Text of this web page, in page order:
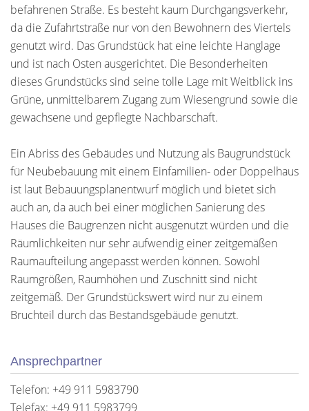
befahrenen Straße. Es besteht kaum Durchgangsverkehr,
da die Zufahrtstraße nur von den Bewohnern des Viertels
genutzt wird. Das Grundstück hat eine leichte Hanglage
und ist nach Osten ausgerichtet. Die Besonderheiten
dieses Grundstücks sind seine tolle Lage mit Weitblick ins
Grüne, unmittelbarem Zugang zum Wiesengrund sowie die
gewachsene und gepflegte Nachbarschaft.
Ein Abriss des Gebäudes und Nutzung als Baugrundstück
für Neubebauung mit einem Einfamilien- oder Doppelhaus
ist laut Bebauungsplanentwurf möglich und bietet sich
auch an, da auch bei einer möglichen Sanierung des
Hauses die Baugrenzen nicht ausgenutzt würden und die
Räumlichkeiten nur sehr aufwendig einer zeitgemäßen
Raumaufteilung angepasst werden können. Sowohl
Raumgrößen, Raumhöhen und Zuschnitt sind nicht
zeitgemäß. Der Grundstückswert wird nur zu einem
Bruchteil durch das Bestandsgebäude genutzt.
Ansprechpartner
Telefon: +49 911 5983790
Telefax: +49 911 5983799